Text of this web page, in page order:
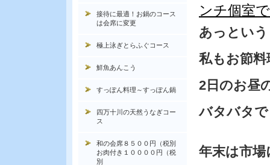
ンチ個室
あっとい
私もお節
2日のお昼
バタバタ
年末は市
接待に最適！お鍋のコース
は会席に変更
極上泳ぎとらふぐコース
鮮魚あんこう
すっぽん料理～すっぽん鍋
四万十川の天然うなぎコー
ス
和の会席８５００円（税別
お肉付き１００００円（税
別